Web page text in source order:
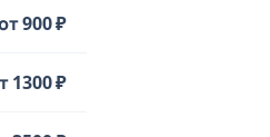
900 ₽
1300 ₽